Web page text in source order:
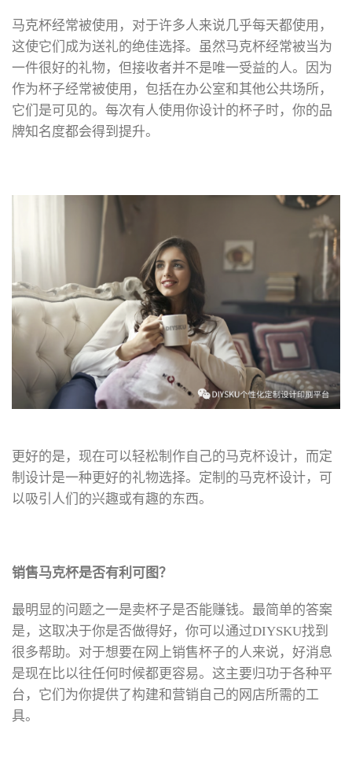
马克杯经常被使用，对于许多人来说几乎每天都使用，
这使它们成为送礼的绝佳选择。虽然马克杯经常被当为
一件很好的礼物，但接收者并不是唯一受益的人。因为
作为杯子经常被使用，包括在办公室和其他公共场所，
它们是可见的。每次有人使用你设计的杯子时，你的品
牌知名度都会得到提升。
更好的是，现在可以轻松制作自己的马克杯设计，而定
制设计是一种更好的礼物选择。定制的马克杯设计，可
以吸引人们的兴趣或有趣的东西。
销售马克杯是否有利可图？
最明显的问题之一是卖杯子是否能赚钱。最简单的答案
是，这取决于你是否做得好，你可以通过DIYSKU找到
很多帮助。对于想要在网上销售杯子的人来说，好消息
是现在比以往任何时候都更容易。这主要归功于各种平
台，它们为你提供了构建和营销自己的网店所需的工
具。